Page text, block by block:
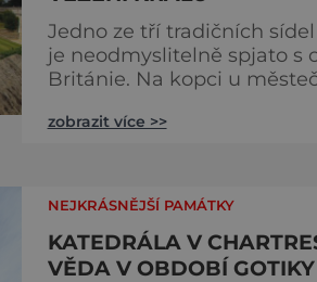
Jedno ze tří tradičních
je neodmyslitelně spjato s
Británie. Na kopci u městečka Windsor v jižní
gigantická stavba,
kteří by chtěli komplex
zobrazit více >>
NEJKRÁSNĚJŠÍ PAMÁTKY
KATEDRÁLA V
VĚDA V OBDOBÍ GOTIKY